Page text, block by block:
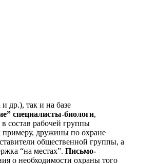
др.), так и на базе
специалисты-биологи,
состав рабочей группы
примеру, дружины по охране
общественной группы, а
“на местах”. Письмо-
о необходимости охраны того